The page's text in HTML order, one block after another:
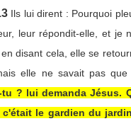
Ils lui dirent : Pourquoi
leur répondit-elle, et je
en disant cela, elle se
elle ne savait pas que
? lui demanda Jésus.
c'était le gardien du